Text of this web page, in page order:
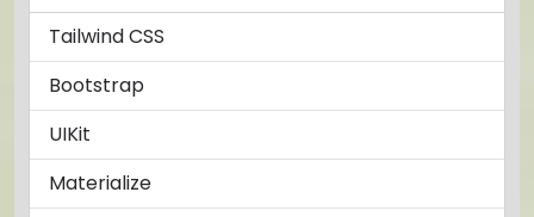
Tailwind CSS
Bootstrap
UIKit
Materialize